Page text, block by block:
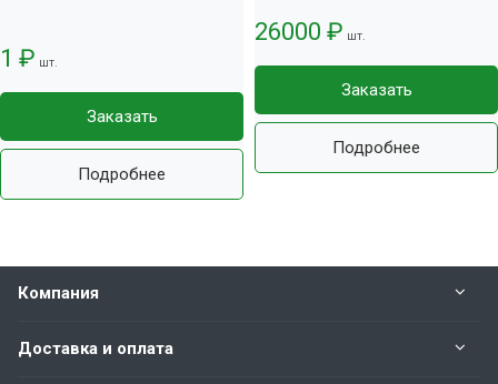
1 ₽ шт.
Заказать
Подробнее
26000 ₽ шт.
Заказать
Подробнее
Компания
Доставка и оплата